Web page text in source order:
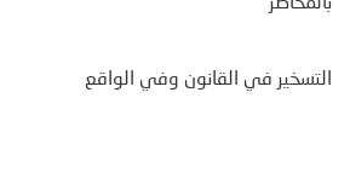
التسخير في القانون وفي الواقع